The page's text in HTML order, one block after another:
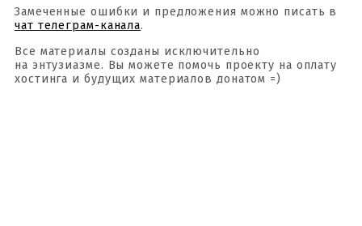
Замеченные ошибки и предложения можно писать в
чат телеграм-канала.
Все материалы созданы исключительно
на энтузиазме. Вы можете помочь проекту на оплату
хостинга и будущих материалов донатом =)